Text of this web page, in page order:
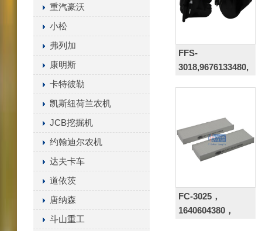
重汽豪沃
小松
弗列加
康明斯
卡特彼勒
凯斯纽荷兰农机
JCB挖掘机
约翰迪尔农机
达夫卡车
道依茨
唐纳森
斗山重工
FFS-
3018,9676133480,
FC-3025，
1640604380，